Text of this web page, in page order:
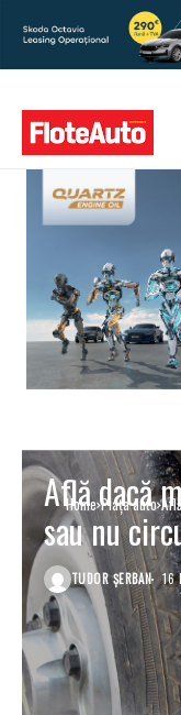
Home Piaţa auto
Află dacă
sau nu
TUDOR ȘERBAN 16